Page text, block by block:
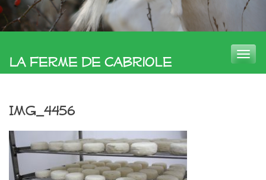
La Ferme de Cabriole
Toggle
IMG_4456